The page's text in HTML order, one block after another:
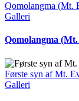
Qomolangma (Mt.
Galleri
Qomolangma
Første syn af Mt.
Galleri